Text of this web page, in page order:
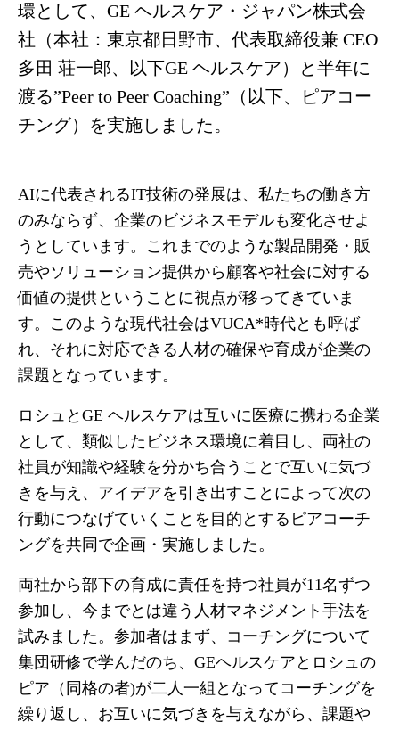
環として、GE ヘルスケア・ジャパン株式会
社（本社：東京都日野市、代表取締役兼 CEO
多田 荘一郎、以下GE ヘルスケア）と半年に
渡る”Peer to Peer Coaching”（以下、ピアコー
チング）を実施しました。
AIに代表されるIT技術の発展は、私たちの働き方
のみならず、企業のビジネスモデルも変化させよ
うとしています。これまでのような製品開発・販
売やソリューション提供から顧客や社会に対する
価値の提供ということに視点が移ってきていま
す。このような現代社会はVUCA*時代とも呼ば
れ、それに対応できる人材の確保や育成が企業の
課題となっています。
ロシュとGE ヘルスケアは互いに医療に携わる企業
として、類似したビジネス環境に着目し、両社の
社員が知識や経験を分かち合うことで互いに気づ
きを与え、アイデアを引き出すことによって次の
行動につなげていくことを目的とするピアコーチ
ングを共同で企画・実施しました。
両社から部下の育成に責任を持つ社員が11名ずつ
参加し、今までとは違う人材マネジメント手法を
試みました。参加者はまず、コーチングについて
集団研修で学んだのち、GEヘルスケアとロシュの
ピア（同格の者)が二人一組となってコーチングを
繰り返し、お互いに気づきを与えながら、課題や